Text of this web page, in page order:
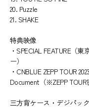
20. Puzzle
21. SHAKE
特典映像
・SPECIAL FEATURE（
ー）
・CNBLUE ZEPP TOUR
Document（※ZEPP TOUR
三方背ケース・デジパッ